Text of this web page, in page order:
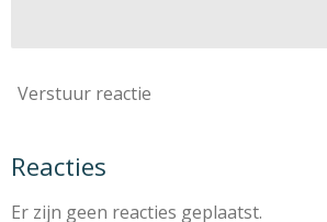
Verstuur reactie
Reacties
Er zijn geen reacties geplaatst.